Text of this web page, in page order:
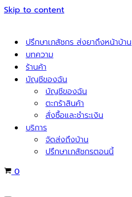
Skip to content
ปรึกษาเภสัชกร ส่งยาถึงหน้าบ้าน
บทความ
ร้านค้า
บัญชีของฉัน
บัญชีของฉัน
ตะกร้าสินค้า
สั่งซื้อและชำระเงิน
บริการ
จัดส่งถึงบ้าน
ปรึกษาเภสัชกรตอนนี้
Cart
0